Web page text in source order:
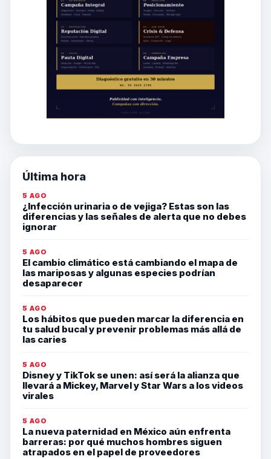
Última hora
5 AGO
¿Infección urinaria o de vejiga? Estas son las
diferencias y las señales de alerta que no debes
ignorar
5 AGO
El cambio climático está cambiando el mapa de
las mariposas y algunas especies podrían
desaparecer
5 AGO
Los hábitos que pueden marcar la diferencia en
tu salud bucal y prevenir problemas más allá de
las caries
5 AGO
Disney y TikTok se unen: así será la alianza que
llevará a Mickey, Marvel y Star Wars a los videos
virales
5 AGO
La nueva paternidad en México aún enfrenta
barreras: por qué muchos hombres siguen
atrapados en el papel de proveedores